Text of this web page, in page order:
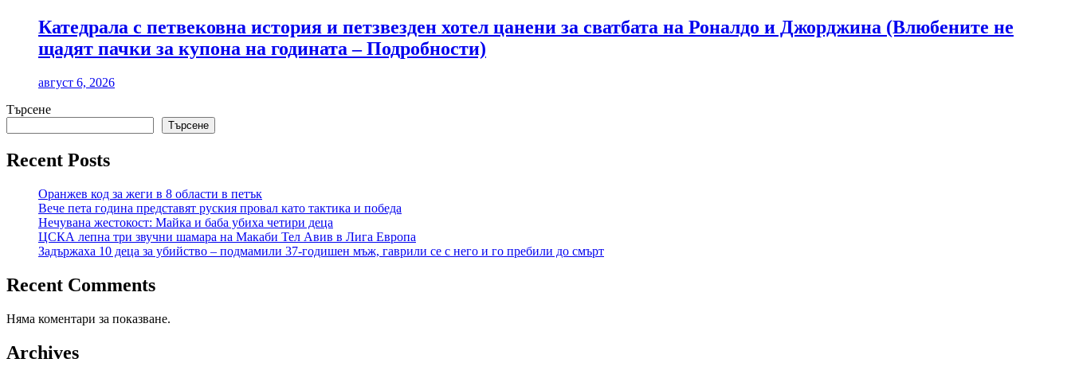
Катедрала с петвековна история и петзвезден хотел цанени за сватбата на Роналдо и Джорджина (Влюбените не
щадят пачки за купона на годината – Подробности)
август 6, 2026
Търсене
Търсене
Recent Posts
Оранжев код за жеги в 8 области в петък
Вече пета година представят руския провал като тактика и победа
Нечувана жестокост: Майка и баба убиха четири деца
ЦСКА лепна три звучни шамара на Макаби Тел Авив в Лига Европа
Задържаха 10 деца за убийство – подмамили 37-годишен мъж, гаврили се с него и го пребили до смърт
Recent Comments
Няма коментари за показване.
Archives